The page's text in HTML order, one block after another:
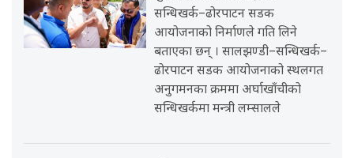
सन्धिखर्क–ढोरपाटन सडक
आयोजनाको निर्माणले गति लिने
बताएका छन् । सालझण्डी–सन्धिखर्क–
ढोरपाटन सडक आयोजनाको स्थलगत
अनुगमनका क्रममा अर्घाखाँचीको
सन्धिखर्कमा मन्त्री लम्सालले